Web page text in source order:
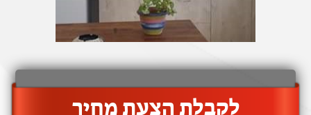
‫לקבלת הצעת מחיר